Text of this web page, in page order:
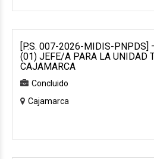
[P.S. 007-2026-MIDIS-PNPDS]
(01) JEFE/A PARA LA UNIDAD
CAJAMARCA
Concluido
Cajamarca